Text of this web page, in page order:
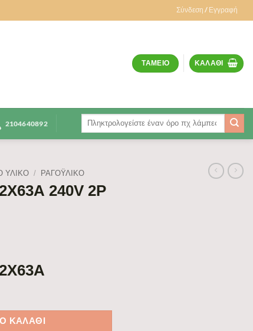
Σύνδεση / Εγγραφή
ΤΑΜΕΊΟ ΚΑΛΆΘΙ
2104640892
Αναζήτηση
ΥΛΙΚΟ / ΡΑΓΟΫΛΙΚΌ
240V 2P
EUROLAMP ποσότητα
ΚΑΛΆΘΙ